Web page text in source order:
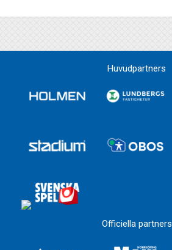
Huvudpartners
Officiella partners